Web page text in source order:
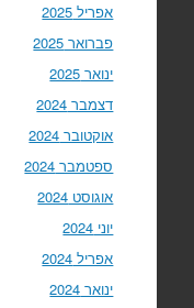
אפריל 2025
פברואר 2025
ינואר 2025
דצמבר 2024
אוקטובר 2024
ספטמבר 2024
אוגוסט 2024
יוני 2024
אפריל 2024
ינואר 2024